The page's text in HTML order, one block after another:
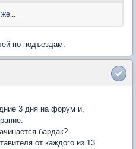
же...
по подъездам.
3 дня на форум и,
бардак?
от каждого из 13